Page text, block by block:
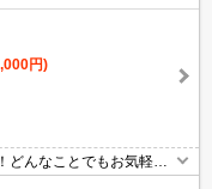
円)
どんなことでもお気軽に